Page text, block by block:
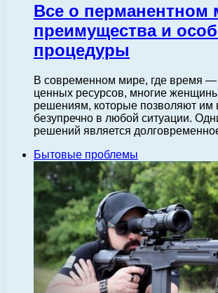
Все о перманентном
преимущества и
процедуры
В современном мире, где время
ценных ресурсов, многие
решениям, которые позволяют им
безупречно в любой ситуации.
решений является
Бытовые проблемы